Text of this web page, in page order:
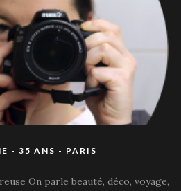
- 35 ANS - PARIS
On parle beauté, déco, voyage,